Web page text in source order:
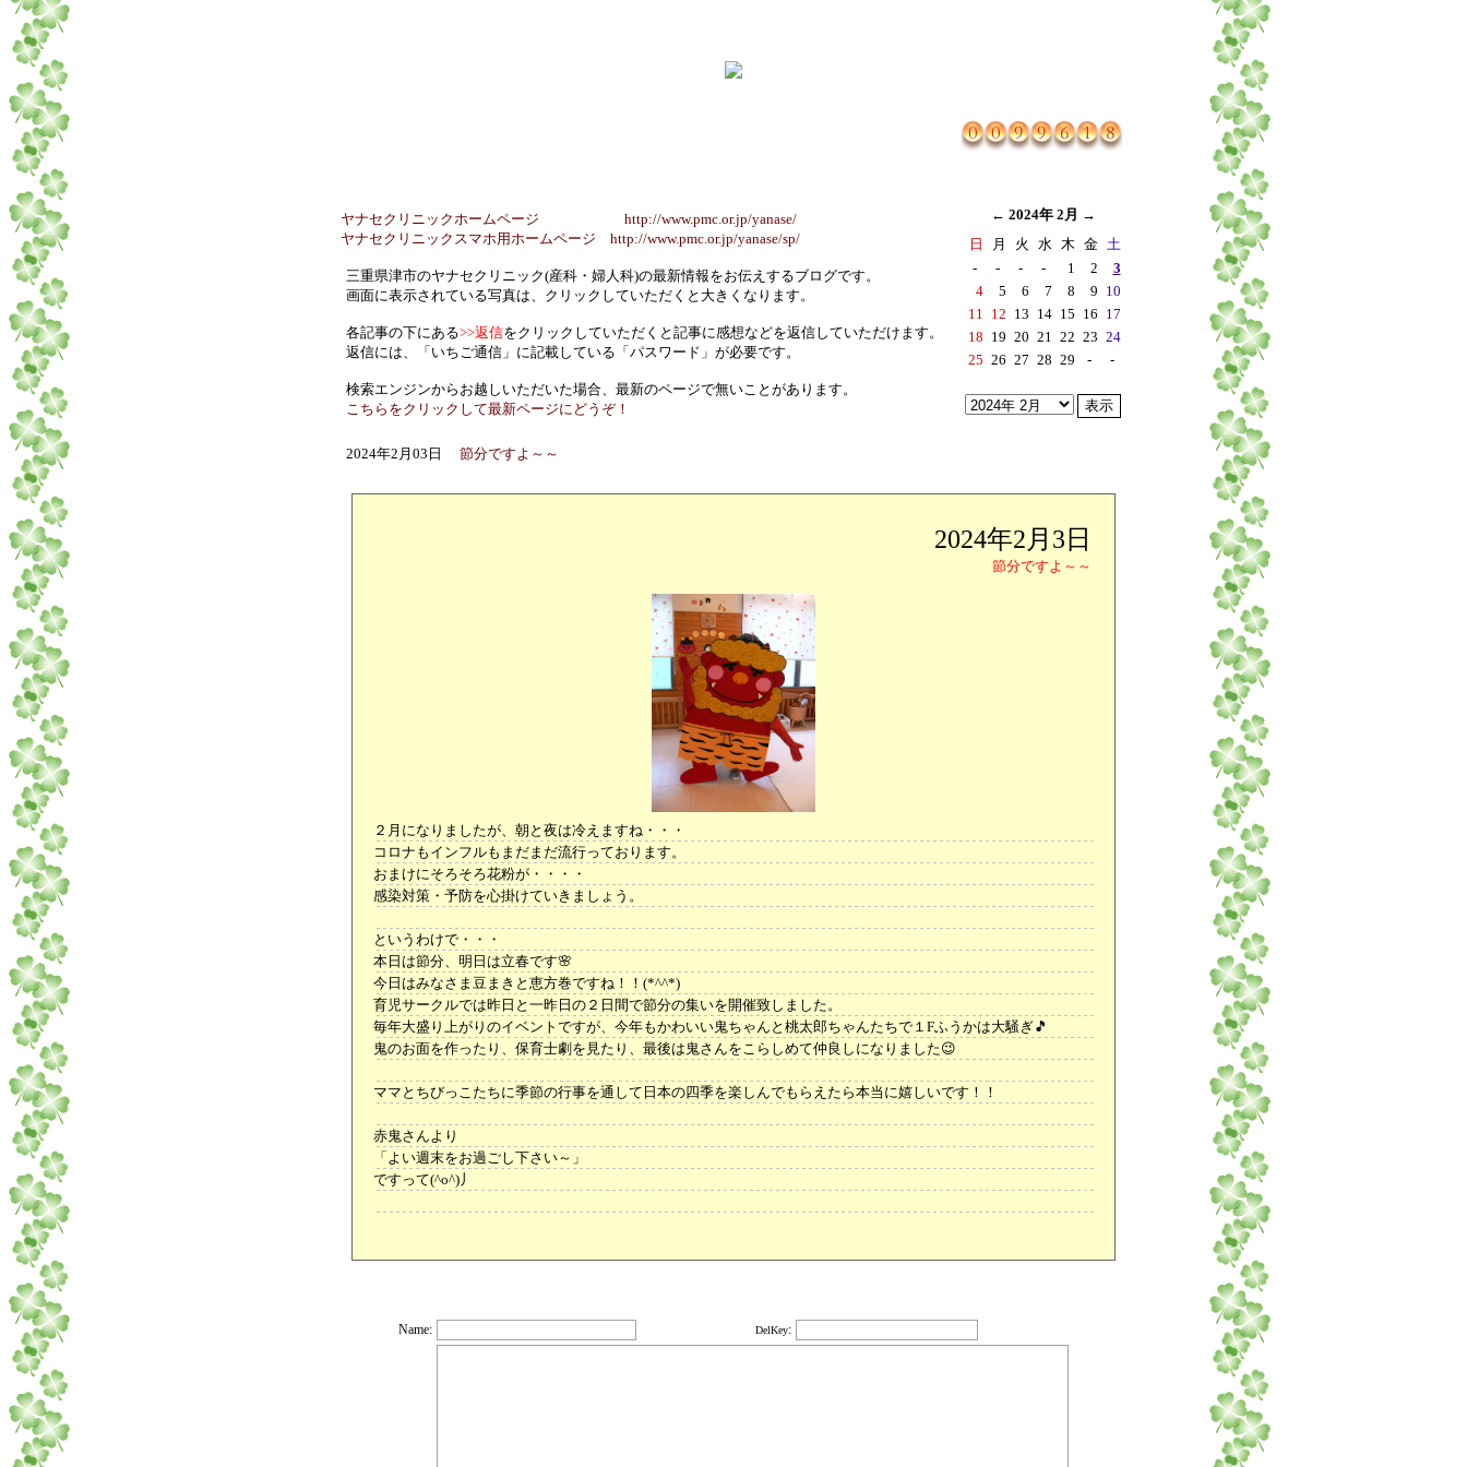
ヤナセクリニックホームページ http://www.pmc.or.jp/yanase/
ヤナセクリニックスマホ用ホームページ http://www.pmc.or.jp/yanase/sp/
三重県津市のヤナセクリニック(産科・婦人科)の最新情報をお伝えするブログです。
画面に表示されている写真は、クリックしていただくと大きくなります。
各記事の下にある>>返信をクリックしていただくと記事に感想などを返信していただけます。
返信には、「いちご通信」に記載している「パスワード」が必要です。
検索エンジンからお越しいただいた場合、最新のページで無いことがあります。
こちらをクリックして最新ページにどうぞ！
2024年2月03日 節分ですよ～～
← 2024年 2月 →
日
月 火 水 木 金 土
-
- - - 1 2
3
4
5 6 7 8 9 10
11 12 13 14 15 16 17
18 19 20 21 22 23 24
25 26 27 28 29 - -
2024年2月3日
節分ですよ～～
２月になりましたが、朝と夜は冷えますね・・・
コロナもインフルもまだまだ流行っております。
おまけにそろそろ花粉が・・・・
感染対策・予防を心掛けていきましょう。
というわけで・・・
本日は節分、明日は立春です🌸
今日はみなさま豆まきと恵方巻ですね！！(*^^*)
育児サークルでは昨日と一昨日の２日間で節分の集いを開催致しました。
毎年大盛り上がりのイベントですが、今年もかわいい鬼ちゃんと桃太郎ちゃんたちで１Fふうかは大騒ぎ🎵
鬼のお面を作ったり、保育士劇を見たり、最後は鬼さんをこらしめて仲良しになりました😉
ママとちびっこたちに季節の行事を通して日本の四季を楽しんでもらえたら本当に嬉しいです！！
赤鬼さんより
「よい週末をお過ごし下さい～」
ですって(^o^)丿
Name: DelKey: